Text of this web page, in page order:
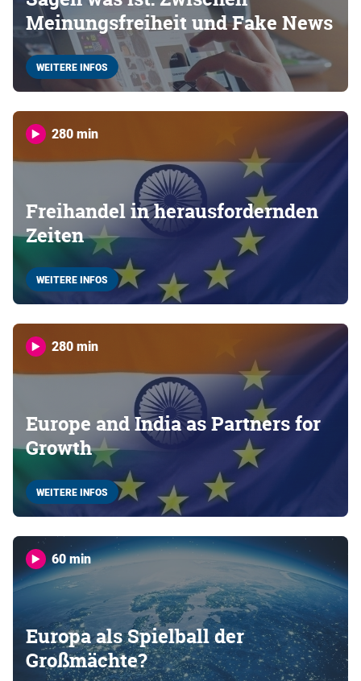
Meinungsfreiheit und Fake News
WEITERE INFOS
280 min
Freihandel in herausfordernden
Zeiten
WEITERE INFOS
280 min
Europe and India as Partners for
Growth
WEITERE INFOS
60 min
Europa als Spielball der
Großmächte?